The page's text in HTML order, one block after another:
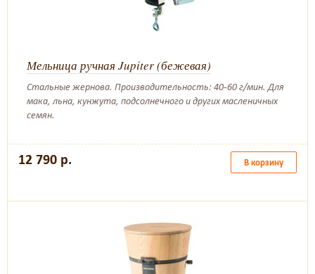
Мельница ручная Jupiter (бежевая)
Стальные жернова. Производительность: 40-60 г/мин. Для
мака, льна, кунжута, подсолнечного и других масленичных
семян.
12 790 р. В корзину